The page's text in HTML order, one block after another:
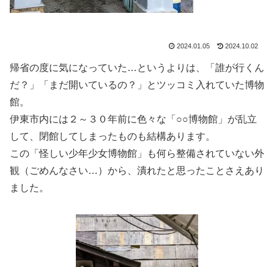
2024.01.05 2024.10.02
帰省の度に気になっていた…というよりは、「誰が行くん
だ？」「まだ開いているの？」とツッコミ入れていた博物
館。
伊東市内には２～３０年前に色々な「○○博物館」が乱立
して、閉館してしまったものも結構あります。
この「怪しい少年少女博物館」も何ら整備されていない外
観（ごめんなさい…）から、潰れたと思ったことさえあり
ました。